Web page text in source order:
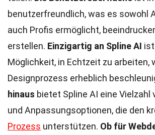
benutzerfreundlich, was es sowohl
auch Profis ermöglicht,
erstellen. Einzigartig an Spline AI
Möglichkeit, in Echtzeit zu arbeiten,
Designprozess erheblich
hinaus bietet Spline AI eine Vielzahl
und Anpassungsoptionen, die den
Prozess unterstützen. Ob für